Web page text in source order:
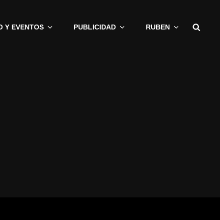
Y EVENTOS PUBLICIDAD RUBEN